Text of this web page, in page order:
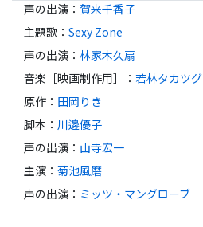
声の出演 ： 賀来千香子
主題歌 ： Sexy Zone
声の出演 ： 林家木久扇
音楽［映画制作用］
： 若林タカツグ
原作 ： 田岡りき
脚本 ： 川邊優子
声の出演 ： 山寺宏一
主演 ： 菊池風磨
声の出演 ： ミッツ・マングローブ